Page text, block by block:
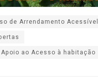
de Arrendamento Acessível
ao Acesso à habitação